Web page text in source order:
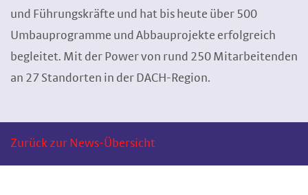
und Führungskräfte und hat bis heute über 500
Umbauprogramme und Abbauprojekte erfolgreich
begleitet. Mit der Power von rund 250 Mitarbeitenden
an 27 Standorten in der DACH-Region.
Zurück zur News-Übersicht